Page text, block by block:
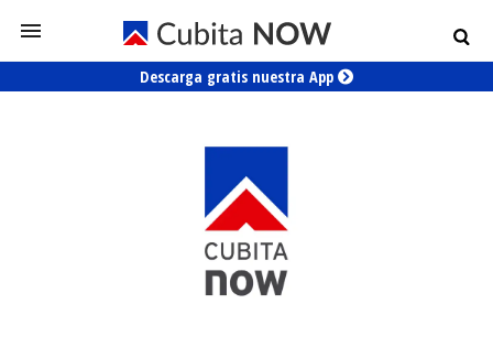
Descarga gratis nuestra App